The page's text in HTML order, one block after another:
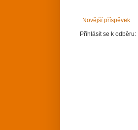
Novější příspěvek
Přihlásit se k odběru: